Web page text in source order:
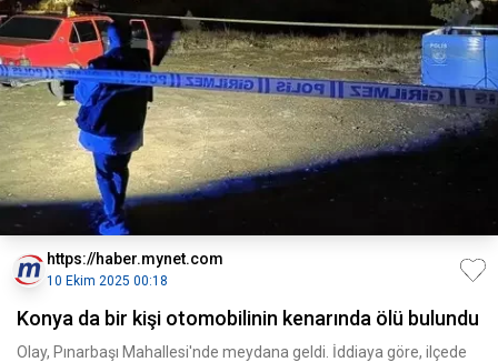
https://haber.mynet.com
10 Ekim 2025 00:18
Konya da bir kişi otomobilinin kenarında ölü bulundu
Olay, Pınarbaşı Mahallesi'nde meydana geldi. İddiaya göre, ilçede